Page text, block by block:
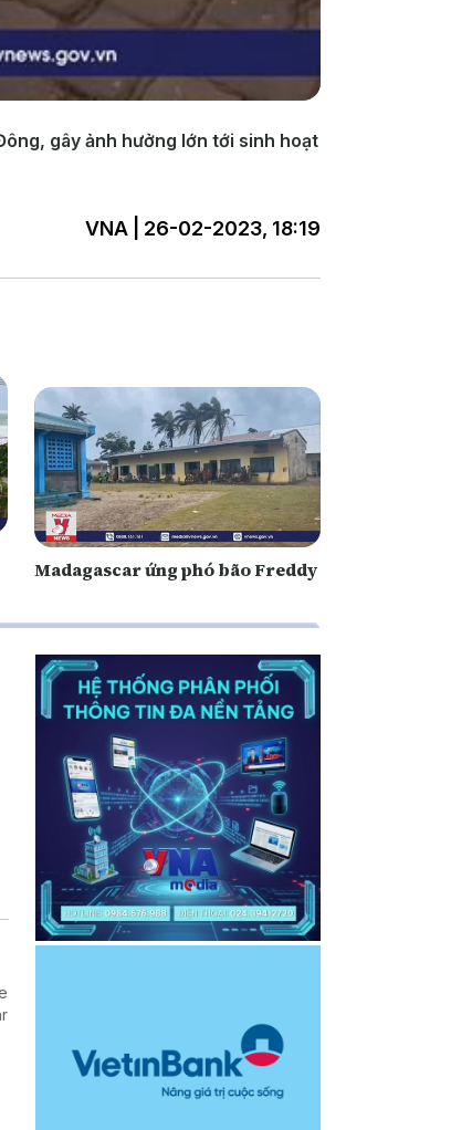
gây ảnh hưởng lớn tới sinh hoạt
VNA | 26-02-2023, 18:19
Madagascar ứng phó bão Freddy